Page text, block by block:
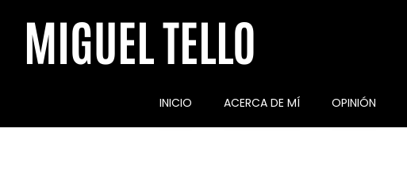
MIGUEL TELLO
INICIO ACERCA DE MÍ OPINIÓN